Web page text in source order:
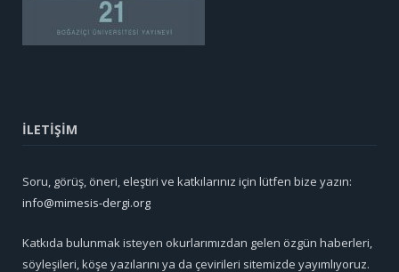
İLETİŞİM
Soru, görüş, öneri, eleştiri ve katkılarınız için lütfen bize yazın:
info@mimesis-dergi.org
Katkıda bulunmak isteyen okurlarımızdan gelen özgün haberleri,
söyleşileri, köşe yazılarını ya da çevirileri sitemizde yayımlıyoruz.